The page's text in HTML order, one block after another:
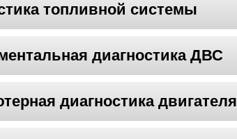
топливной системы
диагностика ДВС
диагностика двигателя